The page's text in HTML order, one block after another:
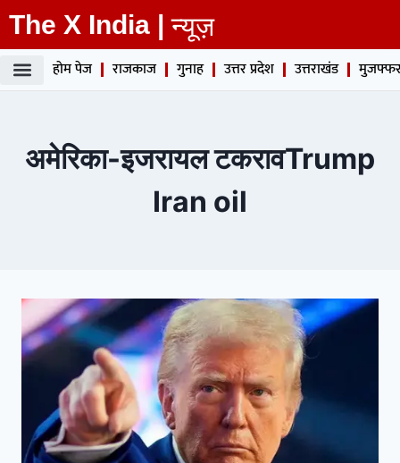
The X India | न्यूज़
होम पेज राजकाज गुनाह उत्तर प्रदेश उत्तराखंड
अमेरिका-इजरायल टकरावTrump
Iran oil